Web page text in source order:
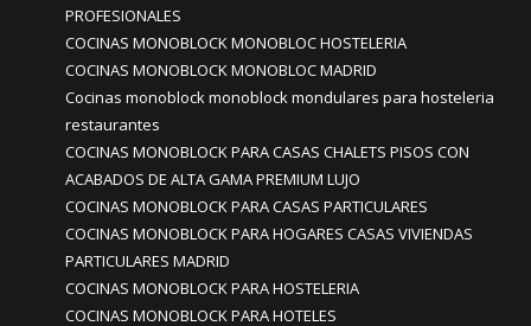
PROFESIONALES
COCINAS MONOBLOCK MONOBLOC HOSTELERIA
COCINAS MONOBLOCK MONOBLOC MADRID
Cocinas monoblock monoblock mondulares para hosteleria
restaurantes
COCINAS MONOBLOCK PARA CASAS CHALETS PISOS CON
ACABADOS DE ALTA GAMA PREMIUM LUJO
COCINAS MONOBLOCK PARA CASAS PARTICULARES
COCINAS MONOBLOCK PARA HOGARES CASAS VIVIENDAS
PARTICULARES MADRID
COCINAS MONOBLOCK PARA HOSTELERIA
COCINAS MONOBLOCK PARA HOTELES